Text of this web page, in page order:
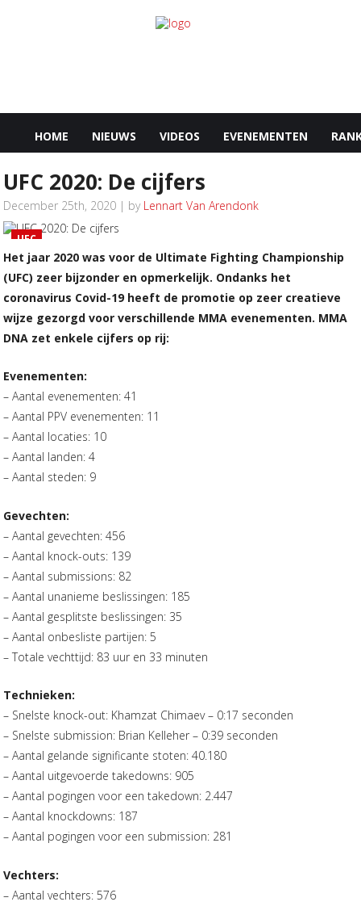
HOME NIEUWS VIDEOS EVENEMENTEN
UFC 2020: De cijfers
December 25th, 2020 | by Lennart Van Arendonk
UFC
Het jaar 2020 was voor de Ultimate Fighting Championship
(UFC) zeer bijzonder en opmerkelijk. Ondanks het
coronavirus Covid-19 heeft de promotie op zeer creatieve
wijze gezorgd voor verschillende MMA evenementen. MMA
DNA zet enkele cijfers op rij:
Evenementen:
– Aantal evenementen: 41
– Aantal PPV evenementen: 11
– Aantal locaties: 10
– Aantal landen: 4
– Aantal steden: 9
Gevechten:
– Aantal gevechten: 456
– Aantal knock-outs: 139
– Aantal submissions: 82
– Aantal unanieme beslissingen: 185
– Aantal gesplitste beslissingen: 35
– Aantal onbesliste partijen: 5
– Totale vechttijd: 83 uur en 33 minuten
Technieken:
– Snelste knock-out: Khamzat Chimaev – 0:17 seconden
– Snelste submission: Brian Kelleher – 0:39 seconden
– Aantal gelande significante stoten: 40.180
– Aantal uitgevoerde takedowns: 905
– Aantal pogingen voor een takedown: 2.447
– Aantal knockdowns: 187
– Aantal pogingen voor een submission: 281
Vechters:
– Aantal vechters: 576